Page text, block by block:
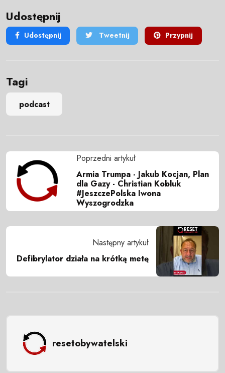
Udostępnij
Udostępnij Tweetnij Przypnij
Tagi
podcast
Poprzedni artykuł
Armia Trumpa - Jakub Kocjan, Plan
dla Gazy - Christian Kobluk
#JeszczePolska Iwona
Wyszogrodzka
Następny artykuł
Defibrylator działa na krótką metę
resetobywatelski